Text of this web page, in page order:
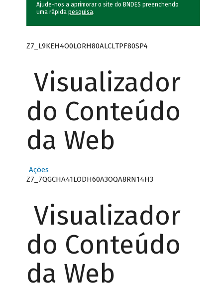
Ajude-nos a aprimorar o site do BNDES preenchendo
uma rápida pesquisa.
Z7_L9KEH4O0LORH80ALCLTPF80SP4
Visualizador
do Conteúdo
da Web
Ações
Z7_7QGCHA41LODH60A3OQA8RN14H3
Visualizador
do Conteúdo
da Web